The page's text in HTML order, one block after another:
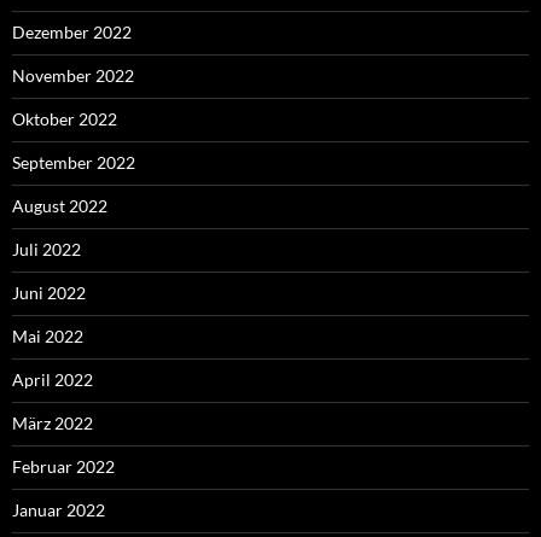
Dezember 2022
November 2022
Oktober 2022
September 2022
August 2022
Juli 2022
Juni 2022
Mai 2022
April 2022
März 2022
Februar 2022
Januar 2022